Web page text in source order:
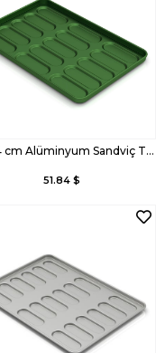
49x74 cm Alüminyum Sandviç Tavası, Kaplamalı
51.84 $